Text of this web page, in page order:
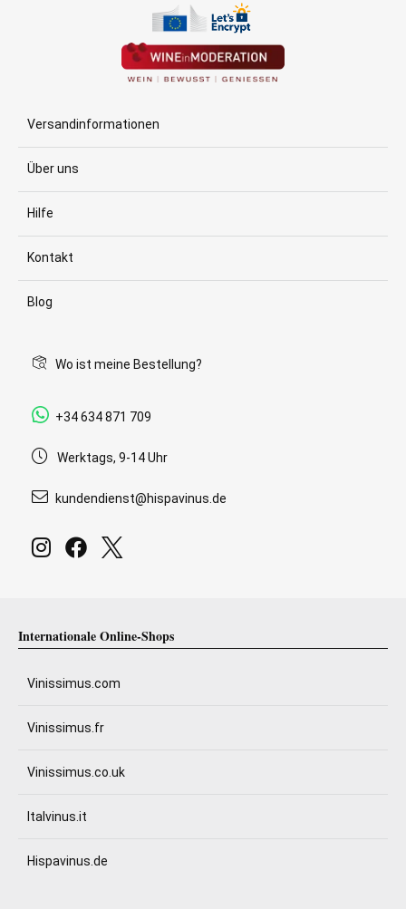
Versandinformationen
Über uns
Hilfe
Kontakt
Blog
Wo ist meine Bestellung?
+34 634 871 709
Werktags, 9-14 Uhr
kundendienst@hispavinus.de
Internationale Online-Shops
Vinissimus.com
Vinissimus.fr
Vinissimus.co.uk
Italvinus.it
Hispavinus.de